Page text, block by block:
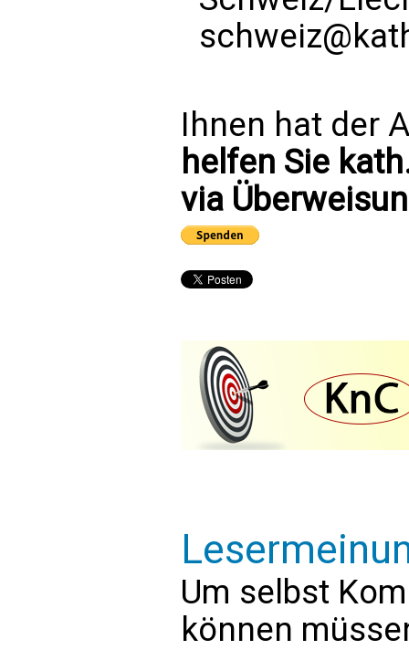
Ihnen hat der
helfen Sie
via
Um selbst
können